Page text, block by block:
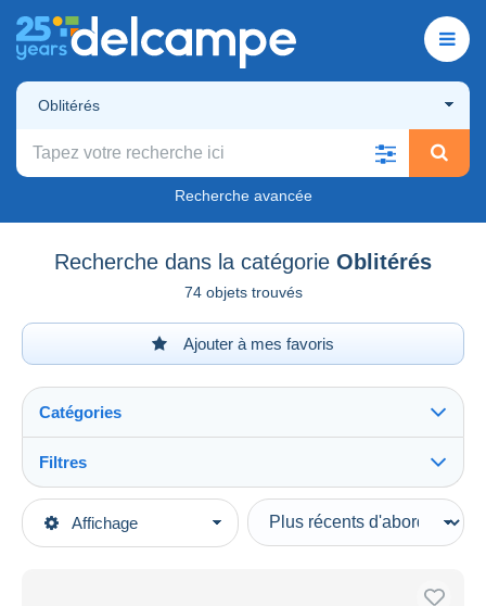
Oblitérés
Recherche avancée
Recherche dans la catégorie Oblitérés
74 objets trouvés
Ajouter à mes favoris
Affichage
Catégories
Catégories principales
Filtres
Types de vente
En cours